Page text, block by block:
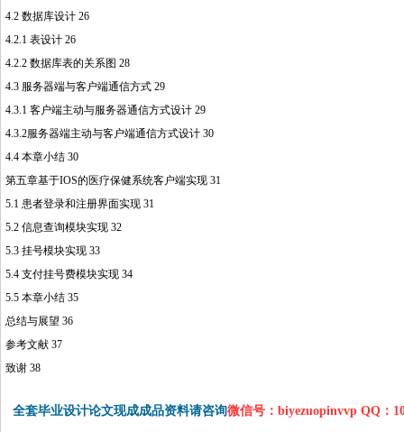
4.2 数据库设计 26
4.2.1 表设计 26
4.2.2 数据库表的关系图 28
4.3 服务器端与客户端通信方式 29
4.3.1 客户端主动与服务器通信方式设计 29
4.3.2服务器端主动与客户端通信方式设计 30
4.4 本章小结 30
第五章基于IOS的医疗保健系统客户端实现 31
5.1 患者登录和注册界面实现 31
5.2 信息查询模块实现 32
5.3 挂号模块实现 33
5.4 支付挂号费模块实现 34
5.5 本章小结 35
总结与展望 36
参考文献 37
致谢 38
全套毕业设计论文现成成品资料请咨询微信号：biyezuopinvvp QQ